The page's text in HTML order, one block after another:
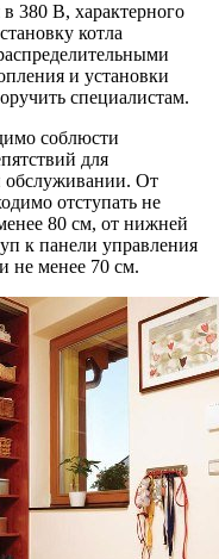
380 В, характерного
котла
и установки
специалистам.
соблюсти
для
обслуживании. От
отступать не
80 см, от нижней
к панели управления
не менее 70 см.